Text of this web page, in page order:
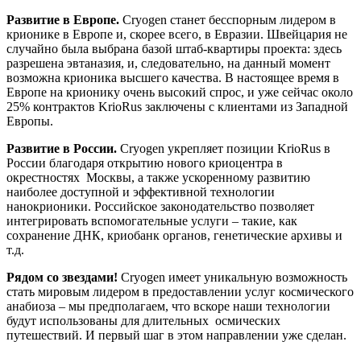
Развитие в Европе. Cryogen станет бесспорным лидером в
крионике в Европе и, скорее всего, в Евразии. Швейцария не
случайно была выбрана базой штаб-квартиры проекта: здесь
разрешена эвтаназия, и, следовательно, на данный момент
возможна крионика высшего качества. В настоящее время в
Европе на крионику очень высокий спрос, и уже сейчас около
25% контрактов KrioRus заключены с клиентами из Западной
Европы.
Развитие в России. Cryogen укрепляет позиции KrioRus в
России благодаря открытию нового криоцентра в
окрестностях Москвы, а также ускоренному развитию
наиболее доступной и эффективной технологии
нанокрионики. Российское законодательство позволяет
интегрировать вспомогательные услуги – такие, как
сохранение ДНК, криобанк органов, генетические архивы и
т.д.
Рядом со звездами! Cryogen имеет уникальную возможность
стать мировым лидером в предоставлении услуг космического
анабиоза – мы предполагаем, что вскоре наши технологии
будут использованы для длительных осмических
путешествий. И первый шаг в этом направлении уже сделан.